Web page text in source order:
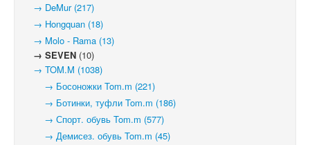
→ DeMur (217)
→ Hongquan (18)
→ Molo - Rama (13)
→ SEVEN (10)
→ TOM.M (1038)
→ Босоножки Tom.m (221)
→ Ботинки, туфли Tom.m (186)
→ Спорт. обувь Tom.m (577)
→ Демисез. обувь Tom.m (45)